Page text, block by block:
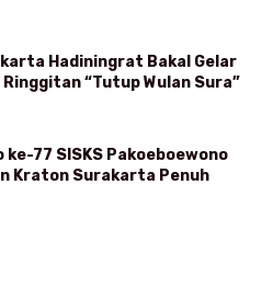
Hadiningrat Bakal Gelar
Ringgitan “Tutup Wulan Sura”
ke-77 SISKS Pakoeboewono
Kraton Surakarta Penuh